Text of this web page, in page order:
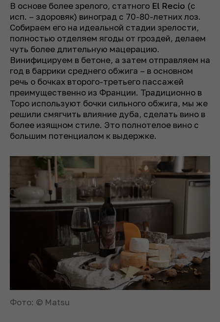
В основе более зрелого, статного El Recio (с
исп. – здоровяк) виноград с 70-80-летних лоз.
Собираем его на идеальной стадии зрелости,
полностью отделяем ягоды от гроздей, делаем
чуть более длительную мацерацию.
Винифицируем в бетоне, а затем отправляем на
год в баррики среднего обжига – в основном
речь о бочках второго-третьего пассажей
преимущественно из Франции. Традиционно в
Торо используют бочки сильного обжига, мы же
решили смягчить влияние дуба, сделать вино в
более изящном стиле. Это полнотелое вино с
большим потенциалом к выдержке.
Фото: © Matsu